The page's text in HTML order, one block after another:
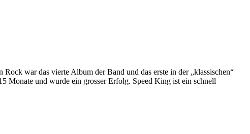
war das vierte Album der Band und das erste in der „klassischen“
Monate und wurde ein grosser Erfolg. Speed King ist ein schnell